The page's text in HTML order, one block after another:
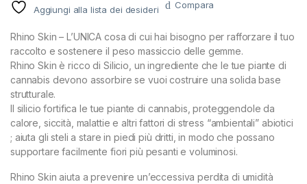
Aggiungi alla lista dei desideri Compara
Rhino Skin – L’UNICA cosa di cui hai bisogno per rafforzare il tuo
raccolto e sostenere il peso massiccio delle gemme.
Rhino Skin è ricco di Silicio, un ingrediente che le tue piante di
cannabis devono assorbire se vuoi costruire una solida base
strutturale.
Il silicio fortifica le tue piante di cannabis, proteggendole da
calore, siccità, malattie e altri fattori di stress “ambientali” abiotici
; aiuta gli steli a stare in piedi più dritti, in modo che possano
supportare facilmente fiori più pesanti e voluminosi.
Rhino Skin aiuta a prevenire un’eccessiva perdita di umidità